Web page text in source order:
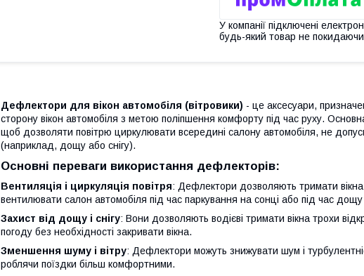
У компанії підключені
будь-який товар не
Дефлектори для вікон автомобіля (вітровики) - це аксесуари,
сторону вікон автомобіля з метою поліпшення комфорту під час руху.
щоб дозволяти повітрю циркулювати всередині салону автомобіля, не
(наприклад, дощу або снігу).
Основні переваги використання дефлекторів:
Вентиляція і циркуляція повітря: Дефлектори дозволяють тримати
вентилювати салон автомобіля під час паркування на сонці або під час
Захист від дощу і снігу: Вони дозволяють водієві тримати вікна трохи
погоду без необхідності закривати вікна.
Зменшення шуму і вітру: Дефлектори можуть знижувати шум і
роблячи поїздки більш комфортними.